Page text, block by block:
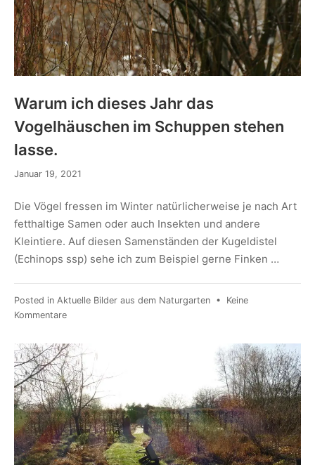
Warum ich dieses Jahr das
Vogelhäuschen im Schuppen stehen
lasse.
Januar 19, 2021
Die Vögel fressen im Winter natürlicherweise je nach Art
fetthaltige Samen oder auch Insekten und andere
Kleintiere. Auf diesen Samenständen der Kugeldistel
(Echinops ssp) sehe ich zum Beispiel gerne Finken …
Posted in Aktuelle Bilder aus dem Naturgarten • Keine
Kommentare